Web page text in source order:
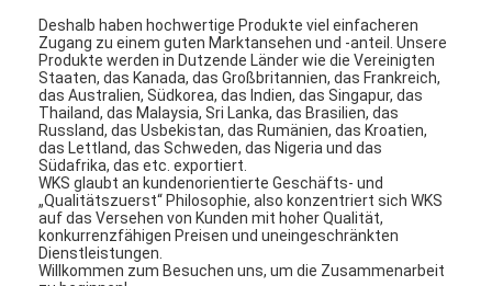
Deshalb haben hochwertige Produkte viel einfacheren
Zugang zu einem guten Marktansehen und -anteil. Unsere
Produkte werden in Dutzende Länder wie die Vereinigten
Staaten, das Kanada, das Großbritannien, das Frankreich,
das Australien, Südkorea, das Indien, das Singapur, das
Thailand, das Malaysia, Sri Lanka, das Brasilien, das
Russland, das Usbekistan, das Rumänien, das Kroatien,
das Lettland, das Schweden, das Nigeria und das
Südafrika, das etc. exportiert.
WKS glaubt an kundenorientierte Geschäfts- und
„Qualitätszuerst“ Philosophie, also konzentriert sich WKS
auf das Versehen von Kunden mit hoher Qualität,
konkurrenzfähigen Preisen und uneingeschränkten
Dienstleistungen.
Willkommen zum Besuchen uns, um die Zusammenarbeit